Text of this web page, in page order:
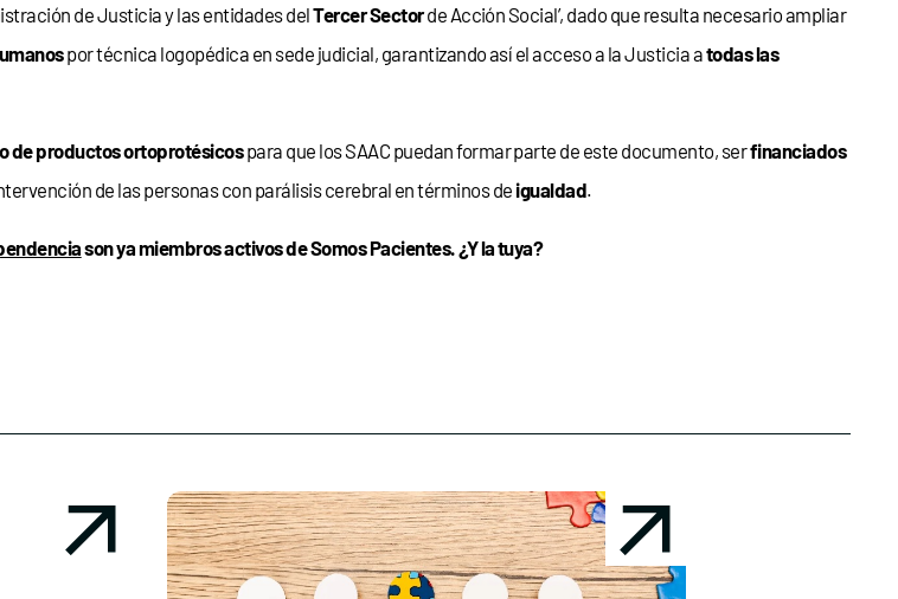
de Justicia y las entidades delTercer Sectorde Acción Social’, dado que resulta necesario ampliar
por técnica logopédica en sede judicial, garantizando así el acceso a la Justicia atodas las
de productos ortoprotésicospara que los SAAC puedan formar parte de este documento, serfinanciados
de las personas con parálisis cerebral en términos de igualdad.
son ya miembros activos de Somos Pacientes. ¿Y la tuya?